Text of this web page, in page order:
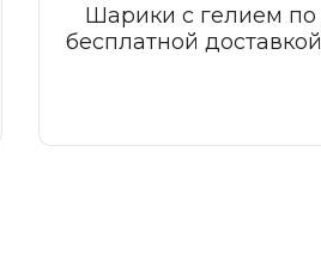
Шарики с гелием
бесплатной